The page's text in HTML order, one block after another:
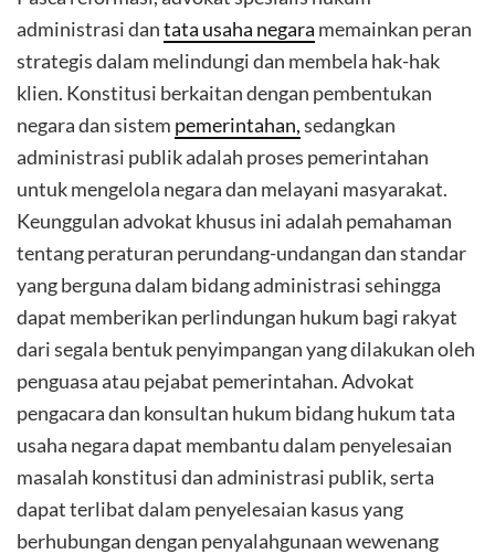
administrasi dantata usaha negara memainkan peran
strategis dalam melindungi dan membela hak-hak
klien. Konstitusi berkaitan dengan pembentukan
negara dan sistem pemerintahan,sedangkan
administrasi publik adalah proses pemerintahan
untuk mengelola negara dan melayani masyarakat.
Keunggulan advokat khusus ini adalah pemahaman
tentang peraturan perundang-undangan dan standar
yang berguna dalam bidang administrasi sehingga
dapat memberikan perlindungan hukum bagi rakyat
dari segala bentuk penyimpangan yang dilakukan oleh
penguasa atau pejabat pemerintahan. Advokat
pengacara dan konsultan hukum bidang hukum tata
usaha negara dapat membantu dalam penyelesaian
masalah konstitusi dan administrasi publik, serta
dapat terlibat dalam penyelesaian kasus yang
berhubungan dengan penyalahgunaan wewenang